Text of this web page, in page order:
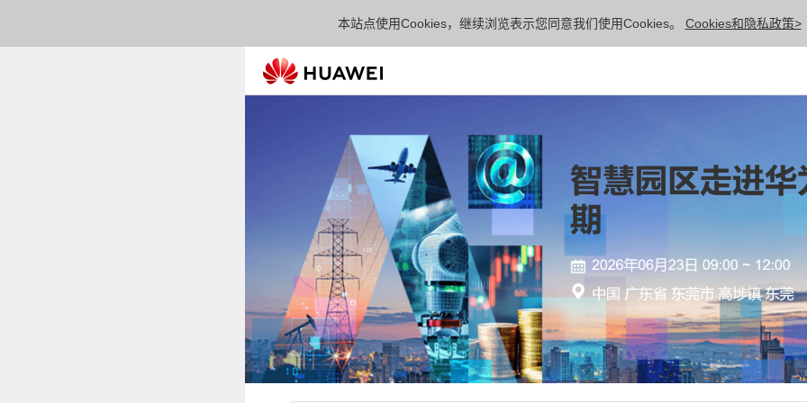
本站点使用Cookies，继续浏览表示您同意我们使用Cookies。 Cookies和隐私政策>